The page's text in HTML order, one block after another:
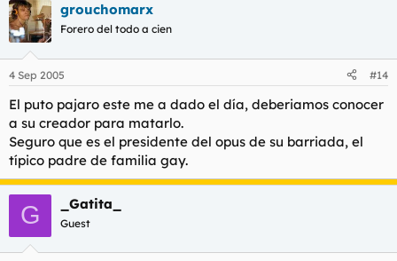
grouchomarx
Forero del todo a cien
4 Sep 2005 #14
El puto pajaro este me a dado el día, deberiamos conocer
a su creador para matarlo.
Seguro que es el presidente del opus de su barriada, el
típico padre de familia gay.
G _Gatita_
Guest